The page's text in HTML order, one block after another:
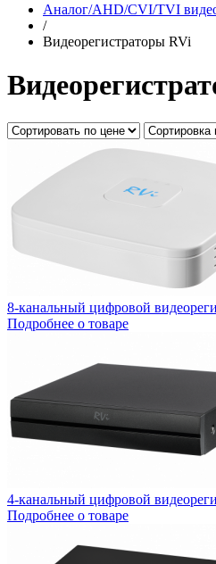
Аналог/AHD/CVI/TVI
/
Видеорегистраторы RVi
8-канальный цифровой
Подробнее о товаре
4-канальный цифровой
Подробнее о товаре